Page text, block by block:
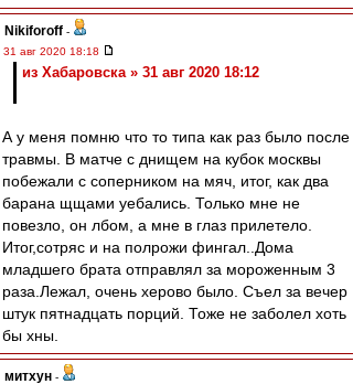
Nikiforoff -
31 авг 2020 18:18
из Хабаровска » 31 авг 2020 18:12
А у меня помню что то типа как раз было после
травмы. В матче с днищем на кубок москвы
побежали с соперником на мяч, итог, как два
барана щщами уебались. Только мне не
повезло, он лбом, а мне в глаз прилетело.
Итог,сотряс и на полрожи фингал..Дома
младшего брата отправлял за мороженным 3
раза.Лежал, очень херово было. Съел за вечер
штук пятнадцать порций. Тоже не заболел хоть
бы хны.
митхун -